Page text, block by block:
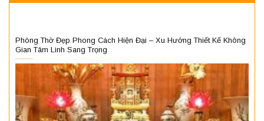
Phòng Thờ Đẹp Phong Cách Hiện Đại – Xu Hướng Thiết Kế Không
Gian Tâm Linh Sang Trọng